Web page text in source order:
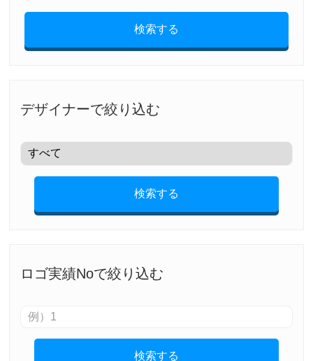
検索する
デザイナーで絞り込む
検索する
ロゴ実績Noで絞り込む
検索する